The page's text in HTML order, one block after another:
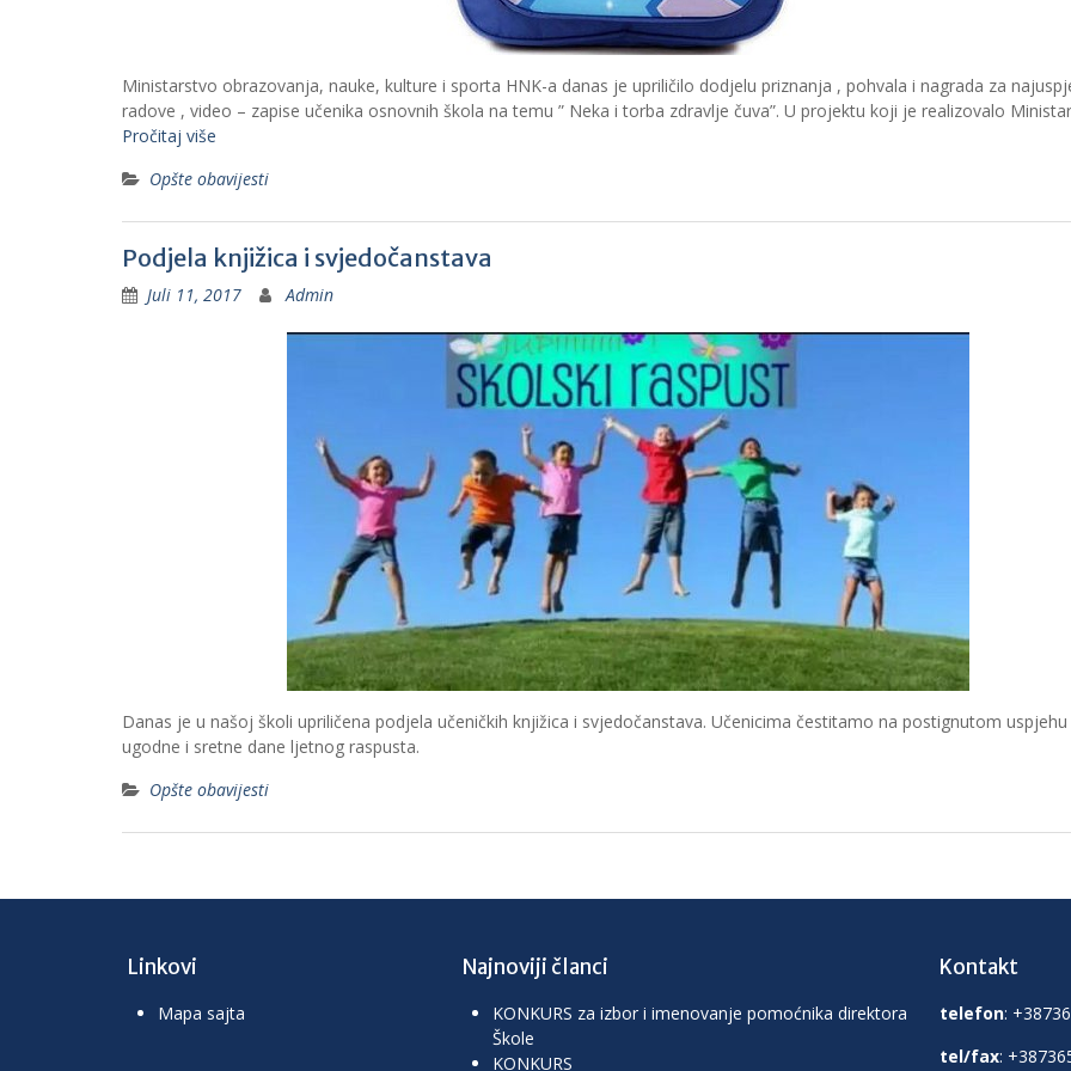
Ministarstvo obrazovanja, nauke, kulture i sporta HNK-a danas je upriličilo dodjelu priznanja , pohvala i nagrada za
radove , video – zapise učenika osnovnih škola na temu ” Neka i torba zdravlje čuva”. U projektu koji je realizovalo
Pročitaj više
Opšte obavijesti
Podjela knjižica i svjedočanstava
Juli 11, 2017 Admin
Danas je u našoj školi upriličena podjela učeničkih knjižica i svjedočanstava. Učenicima čestitamo na postignutom
ugodne i sretne dane ljetnog raspusta.
Opšte obavijesti
Linkovi
Mapa sajta
Najnoviji članci
KONKURS za izbor i imenovanje pomoćnika direktora
Škole
KONKURS
Kontakt
telefon:
tel/fax: